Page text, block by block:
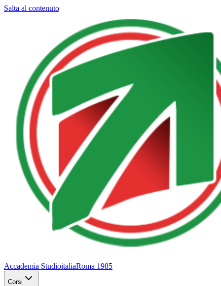
Salta al contenuto
Accademia StudioitaliaRoma 1985
Corsi